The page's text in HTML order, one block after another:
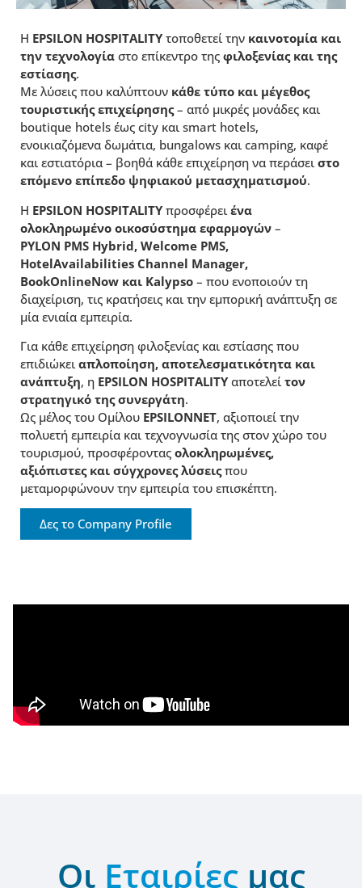
Η EPSILON HOSPITALITYτοποθετεί την καινοτομία και
την τεχνολογία στο επίκεντρο της φιλοξενίας και της
εστίασης.
Με λύσεις που καλύπτουν κάθε τύπο και μέγεθος
τουριστικής επιχείρησης– από μικρές μονάδες και
boutique hotels έως city και smart hotels,
ενοικιαζόμενα δωμάτια, bungalows και camping, καφέ
και εστιατόρια – βοηθά κάθε επιχείρηση να περάσει στο
επόμενο επίπεδο ψηφιακού μετασχηματισμού.
Η EPSILON HOSPITALITYπροσφέρει ένα
ολοκληρωμένο οικοσύστημα εφαρμογών –
PYLON PMS Hybrid, Welcome PMS,
HotelAvailabilities Channel Manager,
BookOnlineNow και Kalypso – που ενοποιούν τη
διαχείριση, τις κρατήσεις και την εμπορική ανάπτυξη σε
μία ενιαία εμπειρία.
Για κάθε επιχείρηση φιλοξενίας και εστίασης που
επιδιώκει απλοποίηση, αποτελεσματικότητα και
ανάπτυξη, η EPSILON HOSPITALITYαποτελεί τον
στρατηγικό της συνεργάτη.
Ως μέλος του Ομίλου EPSILONNET, αξιοποιεί την
πολυετή εμπειρία και τεχνογνωσία της στον χώρο του
τουρισμού, προσφέροντας ολοκληρωμένες,
αξιόπιστες και σύγχρονες λύσειςπου
μεταμορφώνουν την εμπειρία του επισκέπτη.
Δες το Company Profile
Οι Εταιρίεςμας